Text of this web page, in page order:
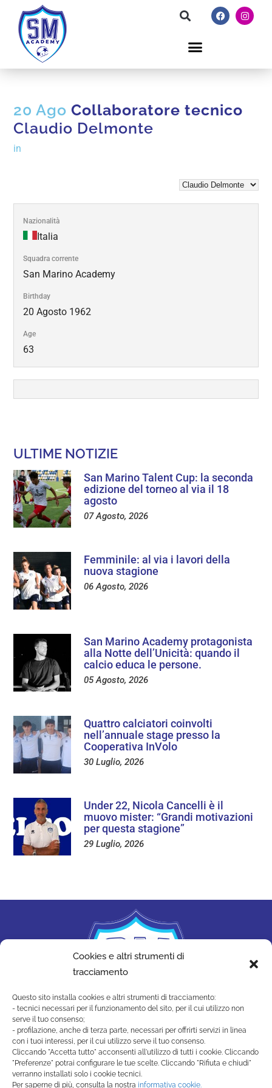
Cookies e altri strumenti di
tracciamento
Questo sito installa cookies e altri strumenti di tracciamento:
- tecnici necessari per il funzionamento del sito, per il cui utilizzo non
serve il tuo consenso;
- profilazione, anche di terza parte, necessari per offrirti servizi in linea
con i tuoi interessi, per il cui utilizzo serve il tuo consenso.
Cliccando "Accetta tutto" acconsenti all'utilizzo di tutti i cookie. Cliccando
"Preferenze" potrai configurare le tue scelte. Cliccando "Rifiuta e chiudi"
verranno installati solo i cookie tecnici.
Per saperne di più, consulta la nostra informativa cookie.
20 Ago Collaboratore tecnico
Claudio Delmonte
in
Nazionalità
Italia
Squadra corrente
San Marino Academy
Birthday
20 Agosto 1962
Age
63
ULTIME NOTIZIE
San Marino Talent Cup: la seconda
edizione del torneo al via il 18
agosto
07 Agosto, 2026
Femminile: al via i lavori della
nuova stagione
06 Agosto, 2026
San Marino Academy protagonista
alla Notte dell’Unicità: quando il
calcio educa le persone.
05 Agosto, 2026
Quattro calciatori coinvolti
nell’annuale stage presso la
Cooperativa InVolo
30 Luglio, 2026
Under 22, Nicola Cancelli è il
muovo mister: “Grandi motivazioni
per questa stagione”
29 Luglio, 2026
SAN MARINO ACADEMY
Strada di Montecchio, 17 47890